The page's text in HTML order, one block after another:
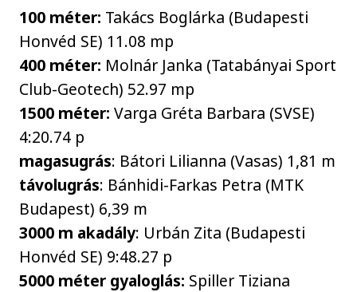
100 méter: Takács Boglárka (Budapesti
Honvéd SE) 11.08 mp
400 méter: Molnár Janka (Tatabányai Sport
Club-Geotech) 52.97 mp
1500 méter: Varga Gréta Barbara (SVSE)
4:20.74 p
magasugrás: Bátori Lilianna (Vasas) 1,81 m
távolugrás: Bánhidi-Farkas Petra (MTK
Budapest) 6,39 m
3000 m akadály: Urbán Zita (Budapesti
Honvéd SE) 9:48.27 p
5000 méter gyaloglás: Spiller Tiziana